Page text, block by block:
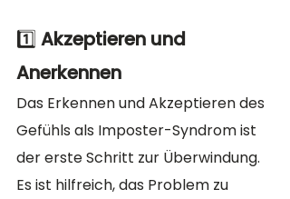
1️⃣ Akzeptieren und
Anerkennen
Das Erkennen und Akzeptieren des
Gefühls als Imposter-Syndrom ist
der erste Schritt zur Überwindung.
Es ist hilfreich, das Problem zu